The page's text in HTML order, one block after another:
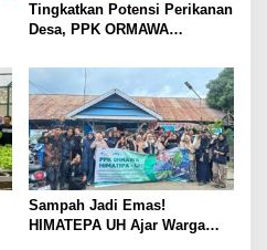
Tingkatkan Potensi Perikanan
Desa, PPK ORMAWA
Pelatihan Budidaya Ikan Lele
dan Nila
Sampah Jadi Emas!
HIMATEPA UH Ajar Warga